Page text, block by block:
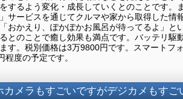
するよう変化・成長していくとのことです。
サービスを通じてクルマや家から取得した情
おかえり、ぽかぽかお風呂が待ってるよ」と
とのことで癒し効果も満点です。バッテリ駆
す。税別価格は3万9800円です。スマートフ
程度の予定です。
カメラもすごいですがデジカメもすご